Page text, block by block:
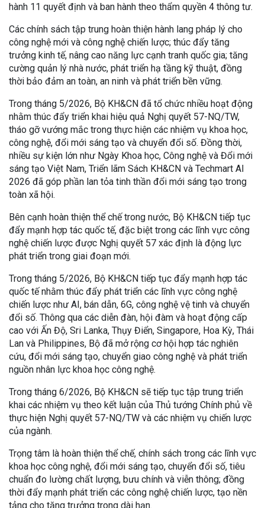
hành 11 quyết định và ban hành theo thẩm quyền 4 thông tư.
Các chính sách tập trung hoàn thiện hành lang pháp lý cho
công nghệ mới và công nghệ chiến lược; thúc đẩy tăng
trưởng kinh tế, nâng cao năng lực cạnh tranh quốc gia; tăng
cường quản lý nhà nước, phát triển hạ tầng kỹ thuật, đồng
thời bảo đảm an toàn, an ninh và phát triển bền vững.
Trong tháng 5/2026, Bộ KH&CN đã tổ chức nhiều hoạt động
nhằm thúc đẩy triển khai hiệu quả Nghị quyết 57-NQ/TW,
tháo gỡ vướng mắc trong thực hiện các nhiệm vụ khoa học,
công nghệ, đổi mới sáng tạo và chuyển đổi số. Đồng thời,
nhiều sự kiện lớn như Ngày Khoa học, Công nghệ và Đổi mới
sáng tạo Việt Nam, Triển lãm Sách KH&CN và Techmart AI
2026 đã góp phần lan tỏa tinh thần đổi mới sáng tạo trong
toàn xã hội.
Bên cạnh hoàn thiện thể chế trong nước, Bộ KH&CN tiếp tục
đẩy mạnh hợp tác quốc tế, đặc biệt trong các lĩnh vực công
nghệ chiến lược được Nghị quyết 57 xác định là động lực
phát triển trong giai đoạn mới.
Trong tháng 5/2026, Bộ KH&CN tiếp tục đẩy mạnh hợp tác
quốc tế nhằm thúc đẩy phát triển các lĩnh vực công nghệ
chiến lược như AI, bán dẫn, 6G, công nghệ vệ tinh và chuyển
đổi số. Thông qua các diễn đàn, hội đàm và hoạt động cấp
cao với Ấn Độ, Sri Lanka, Thụy Điển, Singapore, Hoa Kỳ, Thái
Lan và Philippines, Bộ đã mở rộng cơ hội hợp tác nghiên
cứu, đổi mới sáng tạo, chuyển giao công nghệ và phát triển
nguồn nhân lực khoa học công nghệ.
Trong tháng 6/2026, Bộ KH&CN sẽ tiếp tục tập trung triển
khai các nhiệm vụ theo kết luận của Thủ tướng Chính phủ về
thực hiện Nghị quyết 57-NQ/TW và các nhiệm vụ chiến lược
của ngành.
Trọng tâm là hoàn thiện thể chế, chính sách trong các lĩnh vực
khoa học công nghệ, đổi mới sáng tạo, chuyển đổi số, tiêu
chuẩn đo lường chất lượng, bưu chính và viễn thông; đồng
thời đẩy mạnh phát triển các công nghệ chiến lược, tạo nền
tảng cho tăng trưởng trong dài hạn.